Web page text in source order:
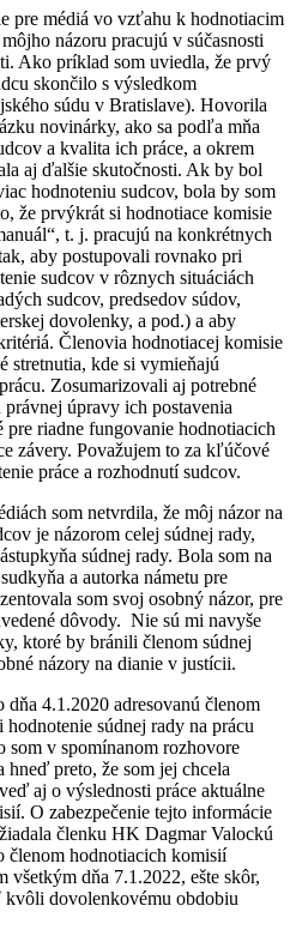
pre médiá vo vzťahu k hodnotiacim
názoru pracujú v súčasnosti
Ako príklad som uviedla, že prvý
skončilo s výsledkom
súdu v Bratislave). Hovorila
novinárky, ako sa podľa mňa
a kvalita ich práce, a okrem
aj ďalšie skutočnosti. Ak by bol
hodnoteniu sudcov, bola by som
že prvýkrát si hodnotiace komisie
t. j. pracujú na konkrétnych
aby postupovali rovnako pri
sudcov v rôznych situáciách
sudcov, predsedov súdov,
dovolenky, a pod.) a aby
Členovia hodnotiacej komisie
stretnutia, kde si vymieňajú
Zosumarizovali aj potrebné
úpravy ich postavenia
riadne fungovanie hodnotiacich
závery. Považujem to za kľúčové
práce a rozhodnutí sudcov.
som netvrdila, že môj názor na
je názorom celej súdnej rady,
súdnej rady. Bola som na
a autorka námetu pre
som svoj osobný názor, pre
dôvody. Nie sú mi navyše
ktoré by bránili členom súdnej
názory na dianie v justícii.
4.1.2020 adresovanú členom
súdnej rady na prácu
v spomínanom rozhovore
hneď preto, že som jej chcela
aj o výslednosti práce aktuálne
O zabezpečenie tejto informácie
členku HK Dagmar Valockú
členom hodnotiacich komisií
dňa 7.1.2022, ešte skôr,
kvôli dovolenkovému obdobiu